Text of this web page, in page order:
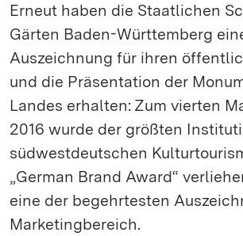
Erneut haben die Staatlichen
Gärten Baden-Württemberg
Auszeichnung für ihren
und die Präsentation der
Landes erhalten: Zum vierten
2016 wurde der größten
südwestdeutschen
„German Brand Award“
eine der begehrtesten
Marketingbereich.